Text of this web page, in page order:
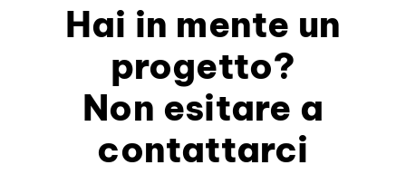
Hai in mente un
progetto?
Non esitare a
contattarci